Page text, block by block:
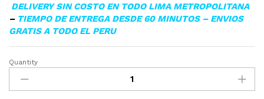
DELIVERY SIN COSTO EN TODO LIMA METROPOLITANA
– TIEMPO DE ENTREGA DESDE 60 MINUTOS – ENVIOS
GRATIS A TODO EL PERU
TONER
HP
CE312A
Quantity